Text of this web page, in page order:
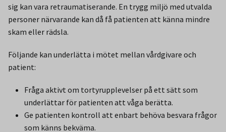
sig kan vara retraumatiserande. En trygg miljö med utvalda
personer närvarande kan då få patienten att känna mindre
skam eller rädsla.
Följande kan underlätta i mötet mellan vårdgivare och
patient:
Fråga aktivt om tortyrupplevelser på ett sätt som
underlättar för patienten att våga berätta.
Ge patienten kontroll att enbart behöva besvara frågor
som känns bekväma.